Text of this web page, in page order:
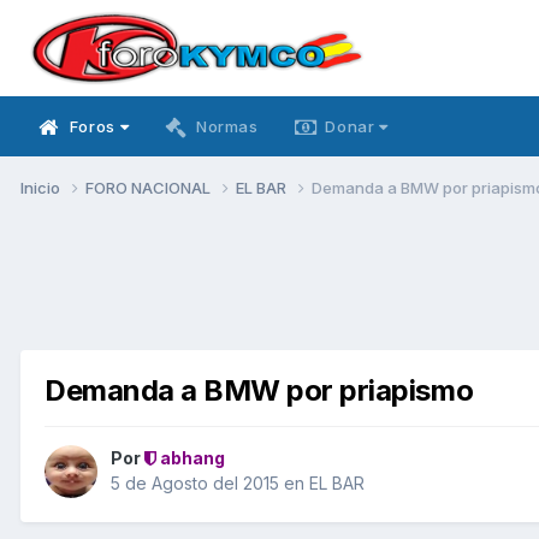
Foros Normas Donar
Inicio FORO NACIONAL EL BAR Demanda a BMW por
Demanda a BMW por priapismo
Por
abhang
5 de Agosto del 2015 en EL BAR